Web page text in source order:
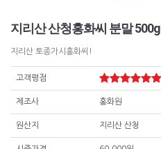
지리산 산청홍화씨 분말 500g
지리산 토종가시홍화씨!
고객평점
제조사 홍화원
원산지 지리산 산청